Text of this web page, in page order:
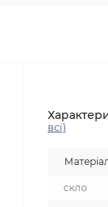
всі)
скло